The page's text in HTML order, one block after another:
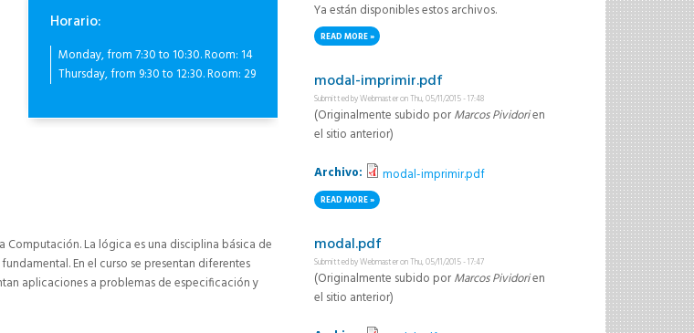
Horario:
Monday, from 7:30 to 10:30. Room: 14
Thursday, from 9:30 to 12:30. Room: 29
Computación. La lógica es una disciplina básica de
En el curso se presentan diferentes
aplicaciones a problemas de especificación y
Ya están disponibles estos archivos.
READ MOREABOUT PRÁCTICA 7 Y SLIDES
modal-imprimir.pdf
Submitted byWebmasteron Thu, 05/11/2015 - 17:48
(Originalmente subido porMarcos Pividorien
el sitio anterior)
Archivo:
modal-imprimir.pdf
READ MOREABOUT MODAL-IMPRIMIR.PDF
modal.pdf
Submitted byWebmasteron Thu, 05/11/2015 - 17:47
(Originalmente subido porMarcos Pividorien
el sitio anterior)